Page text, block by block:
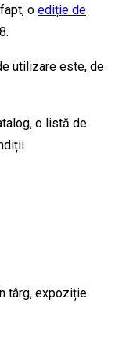
o ediție de
utilizare este, de
o listă de
târg, expoziție